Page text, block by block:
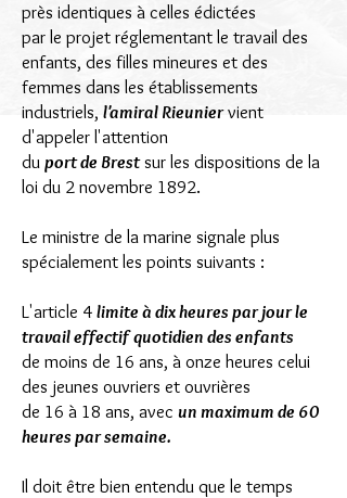
près identiques à celles édictées
par le projet réglementant le travail des
enfants, des filles mineures et des
femmes dans les établissements
industriels, l'amiral Rieuniervient
d'appeler l'attention
du port de Brestsur les dispositions de la
loi du 2 novembre 1892.
Le ministre de la marine signale plus
spécialement les points suivants :
L'article 4 limite à dix heures par jour le
travail effectif quotidien des enfants
de moins de 16 ans, à onze heures celui
des jeunes ouvriers et ouvrières
de 16 à 18 ans, avec un maximum de 60
heures par semaine.
Il doit être bien entendu que le temps